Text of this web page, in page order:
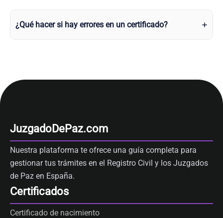
¿Qué hacer si hay errores en un certificado?
JuzgadoDePaz.com
Nuestra plataforma te ofrece una guía completa para
gestionar tus trámites en el Registro Civil y los Juzgados
de Paz en España.
Certificados
Certificado de nacimiento